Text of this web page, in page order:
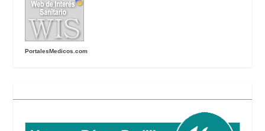
PortalesMedicos.com